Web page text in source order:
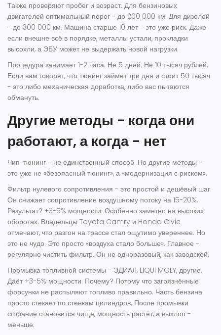
Также проверяют пробег и возраст. Для бензиновых
двигателей оптимальный порог - до 200 000 км. Для дизелей
- до 300 000 км. Машина старше 10 лет - это уже риск. Даже
если внешне всё в порядке, металлы устали, прокладки
высохли, а ЭБУ может не выдержать новой нагрузки.
Процедура занимает 1-2 часа. Не 5 дней. Не 10 тысяч рублей.
Если вам говорят, что тюнинг займёт три дня и стоит 50 тысяч
- это либо механическая доработка, либо вас пытаются
обмануть.
Другие методы - когда они
работают, а когда - нет
Чип-тюнинг - не единственный способ. Но другие методы -
это уже не «безопасный тюнинг», а «модернизация с риском».
Фильтр нулевого сопротивления - это простой и дешёвый шаг.
Он снижает сопротивление воздушному потоку на 15-20%.
Результат? +3-5% мощности. Особенно заметно на высоких
оборотах. Владельцы Toyota Camry и Honda Civic
отмечают, что разгон на трассе стал ощутимо увереннее. Но
это не чудо. Это просто «воздуха стало больше». Главное -
регулярно чистить фильтр. Он не одноразовый, как заводской.
Промывка топливной системы - ЭДИАЛ, LIQUI MOLY, другие.
Даёт +3-5% мощности. Почему? Потому что загрязнённые
форсунки не распыляют топливо правильно. Часть бензина
просто стекает по стенкам цилиндров. После промывки
сгорание становится чище, мощность растёт, а выхлоп -
меньше.